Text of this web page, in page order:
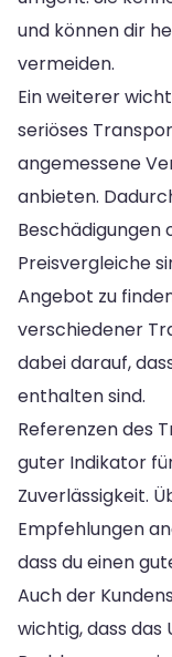
und können dir
vermeiden.
Ein weiterer
seriöses
angemessene
anbieten.
Beschädigungen
Preisvergleiche
Angebot zu
verschiedener
dabei darauf,
enthalten sind.
Referenzen des
guter Indikator
Zuverlässigkeit.
Empfehlungen
dass du einen
Auch der
wichtig, dass